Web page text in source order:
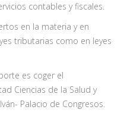
contables y fiscales.
en la materia y en
tributarias como en leyes
es coger el
Ciencias de la Salud y
Palacio de Congresos.